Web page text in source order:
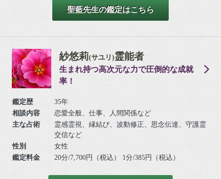
聖藍先生の鑑定はこちら
紗悠莉(サユリ)霊能者
生まれ持つ高次元な力で圧倒的な成就
率！
鑑定歴
35年
相談内容
恋愛全般、仕事、人間関係など
主な占術
霊感霊視、縁結び、波動修正、思念伝達、守護霊
交信など
性別
女性
鑑定料金
20分/7,700円（税込） 1分/385円（税込）